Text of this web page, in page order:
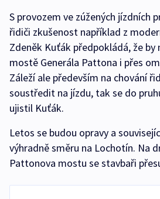
S provozem ve zúžených jízdních
řidiči zkušenost například z
Zdeněk Kuťák předpokládá, že by
mostě Generála Pattona i přes
Záleží ale především na chování
soustředit na jízdu, tak se do
ujistil Kuťák.
Letos se budou opravy a
výhradně směru na Lochotín. Na
Pattonova mostu se stavbaři